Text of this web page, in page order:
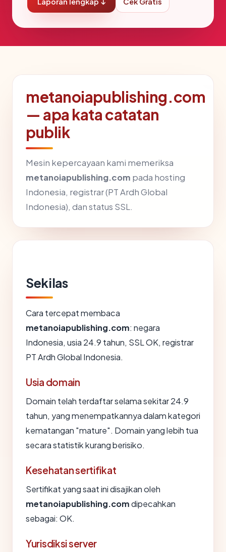
metanoiapublishing.com
— apa kata catatan
publik
Mesin kepercayaan kami memeriksa
metanoiapublishing.com pada hosting
Indonesia, registrar (PT Ardh Global
Indonesia), dan status SSL.
Sekilas
Cara tercepat membaca
metanoiapublishing.com: negara
Indonesia, usia 24.9 tahun, SSL OK, registrar
PT Ardh Global Indonesia.
Usia domain
Domain telah terdaftar selama sekitar 24.9
tahun, yang menempatkannya dalam kategori
kematangan "mature". Domain yang lebih tua
secara statistik kurang berisiko.
Kesehatan sertifikat
Sertifikat yang saat ini disajikan oleh
metanoiapublishing.comdipecahkan
sebagai: OK.
Yurisdiksi server